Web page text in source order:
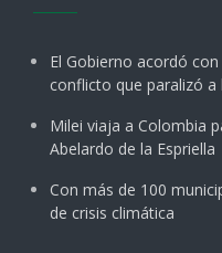
El Gobierno acordó
conflicto que paralizó a
Milei viaja a Colombia
Abelardo de la Espriella
Con más de 100
de crisis climática